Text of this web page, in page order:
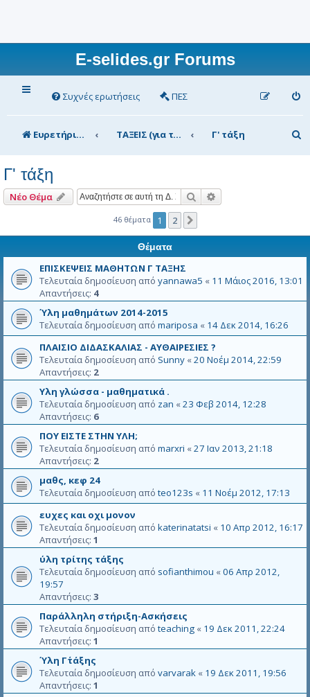
E-selides.gr Forums
Συχνές ερωτήσεις ΠΕΣ
Ευρετήριο Δ. Συζήτησης ΤΑΞΕΙΣ (για τα μέλη) Γ' τάξη
ν
τ
η
Γ' τάξη
Νέο Θέμα Αναζήτηση
46 θέματα 1 2
Θέματα
ΕΠΙΣΚΕΨΕΙΣ ΜΑΘΗΤΩΝ Γ ΤΑΞΗΣ
Τελευταία δημοσίευση από yannawa5 « 11 Μάιος 2016, 13:01
Απαντήσεις: 4
Ύλη μαθημάτων 2014-2015
Τελευταία δημοσίευση από mariposa « 14 Δεκ 2014, 16:26
ΠΛΑΙΣΙΟ ΔΙΔΑΣΚΑΛΙΑΣ - ΑΥΘΑΙΡΕΣΙΕΣ ?
Τελευταία δημοσίευση από Sunny «20 Νοέμ 2014, 22:59
Απαντήσεις: 2
Υλη γλώσσα - μαθηματικά .
Τελευταία δημοσίευση από zan «23 Φεβ 2014, 12:28
Απαντήσεις: 6
ΠΟΥ ΕΙΣΤΕ ΣΤΗΝ ΥΛΗ;
Τελευταία δημοσίευση από marxri «27 Ιαν 2013, 21:18
Απαντήσεις: 2
μαθς, κεφ 24
Τελευταία δημοσίευση από teo123s « 11 Νοέμ 2012, 17:13
ευχες και οχι μονον
Τελευταία δημοσίευση από katerinatatsi « 10 Απρ 2012, 16:17
Απαντήσεις: 1
ύλη τρίτης τάξης
Τελευταία δημοσίευση από sofianthimou «06 Απρ 2012,
19:57
Απαντήσεις: 3
Παράλληλη στήριξη-Ασκήσεις
Τελευταία δημοσίευση από teaching « 19 Δεκ 2011, 22:24
Απαντήσεις: 1
Ύλη Γ΄τάξης
Τελευταία δημοσίευση από varvarak « 19 Δεκ 2011, 19:56
Απαντήσεις: 1